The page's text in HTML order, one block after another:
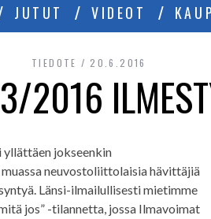
JUTUT VIDEOT
TIEDOTE 20.6.2016
2016
yllättäen jokseenkin
neuvostoliittolaisia hävittäjiä
Länsi-ilmailullisesti mietimme
jos” -tilannetta, jossa Ilmavoimat